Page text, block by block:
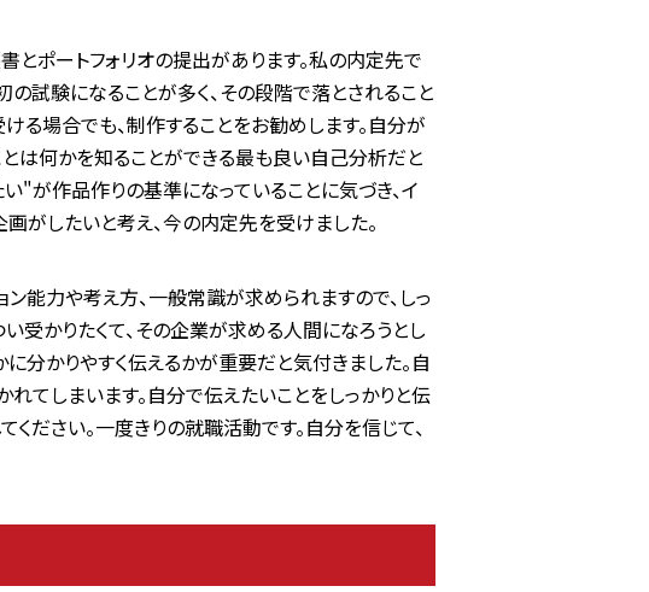
ポートフォリオの提出があります。私の内定先で
の試験になることが多く、その段階で落とされること
る場合でも、制作することをお勧めします。自分が
は何かを知ることができる最も良い自己分析だと
"が作品作りの基準になっていることに気づき、イ
がしたいと考え、今の内定先を受けました。
能力や考え方、一般常識が求められますので、しっ
受かりたくて、その企業が求める人間になろうとし
分かりやすく伝えるかが重要だと気付きました。自
れてしまいます。自分で伝えたいことをしっかりと伝
ださい。一度きりの就職活動です。自分を信じて、